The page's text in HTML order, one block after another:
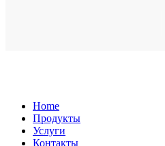
Home
Продукты
Услуги
Контакты